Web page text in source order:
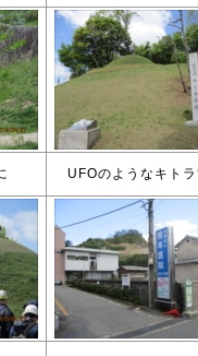
UFOのようなキト